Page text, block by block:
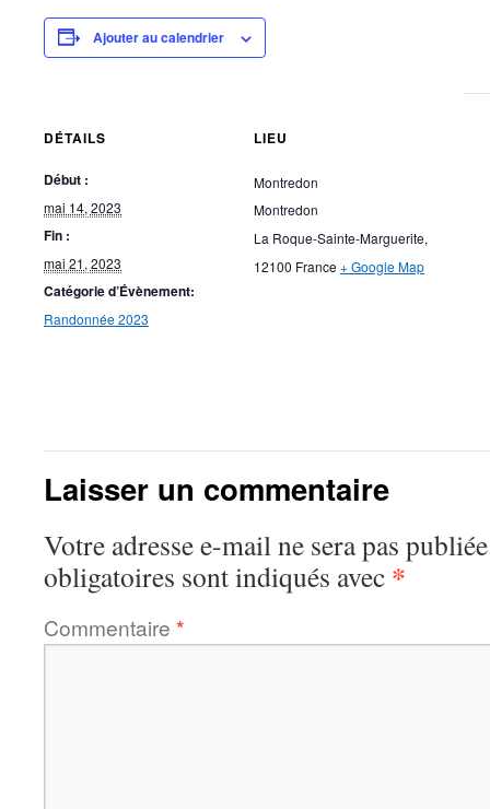
Ajouter au calendrier
DÉTAILS
Début :
mai 14, 2023
Fin :
mai 21, 2023
Catégorie d’Évènement:
Randonnée 2023
LIEU
Montredon
Montredon
La Roque-Sainte-Marguerite,
12100 France + Google Map
Laisser un commentaire
Votre adresse e-mail ne sera pas
obligatoires sont indiqués avec *
Commentaire *